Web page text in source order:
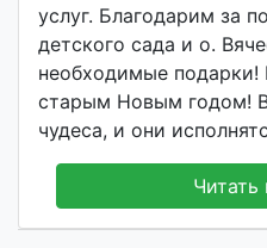
услуг. Благодарим за
детского сада и о.
необходимые
старым Новым годом!
чудеса, и они
Читать